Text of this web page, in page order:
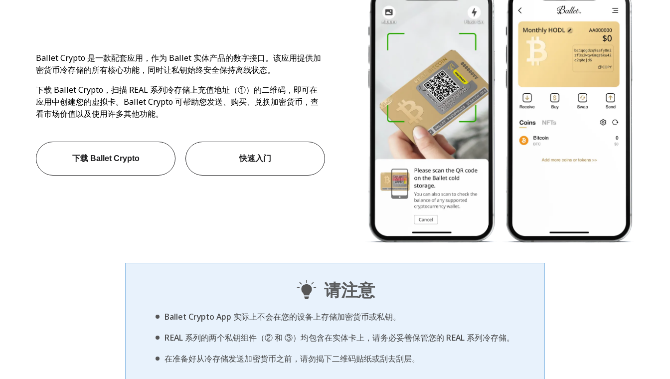
Ballet Crypto 是一款配套应用，作为 Ballet 实体产品的数字接口。该应用提供加
密货币冷存储的所有核心功能，同时让私钥始终安全保持离线状态。
下载 Ballet Crypto，扫描 REAL 系列冷存储上充值地址（①）的二维码，即可在
应用中创建您的虚拟卡。Ballet Crypto 可帮助您发送、购买、兑换加密货币，查
看市场价值以及使用许多其他功能。
下载 Ballet Crypto 快速入门
请注意
Ballet Crypto App 实际上不会在您的设备上存储加密货币或私钥。
REAL 系列的两个私钥组件（② 和 ③）均包含在实体卡上，请务必妥善保管您的 REAL 系列冷存储。
在准备好从冷存储发送加密货币之前，请勿揭下二维码贴纸或刮去刮层。